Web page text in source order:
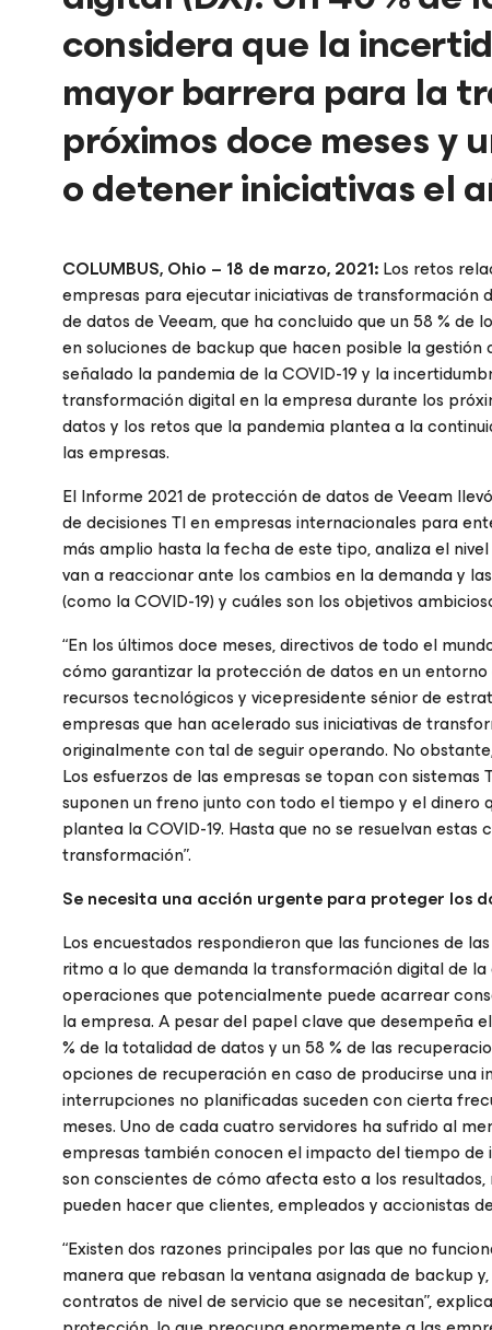
considera que la
mayor barrera para la
próximos doce meses
o detener iniciativas el
COLUMBUS, Ohio – 18 de marzo, 2021:Los retos
empresas para ejecutar iniciativas de
de datos de Veeam, que ha concluido que un 58 %
en soluciones de backup que hacen posible la
señalado la pandemia de la COVID-19 y la
transformación digital en la empresa durante los
datos y los retos que la pandemia plantea a la
las empresas.
El Informe 2021 de protección de datos de Veeam
de decisiones TI en empresas internacionales para
más amplio hasta la fecha de este tipo, analiza el
van a reaccionar ante los cambios en la demanda y
(como la COVID-19) y cuáles son los objetivos
“En los últimos doce meses, directivos de todo el
cómo garantizar la protección de datos en un
recursos tecnológicos y vicepresidente sénior de
empresas que han acelerado sus iniciativas de
originalmente con tal de seguir operando. No
Los esfuerzos de las empresas se topan con
suponen un freno junto con todo el tiempo y el
plantea la COVID-19. Hasta que no se resuelvan
transformación”.
Se necesita una acción urgente para proteger los
Los encuestados respondieron que las funciones de
ritmo a lo que demanda la transformación digital de
operaciones que potencialmente puede acarrear
la empresa. A pesar del papel clave que desempeña
% de la totalidad de datos y un 58 % de las
opciones de recuperación en caso de producirse una
interrupciones no planificadas suceden con cierta
meses. Uno de cada cuatro servidores ha sufrido al
empresas también conocen el impacto del tiempo de
son conscientes de cómo afecta esto a los
pueden hacer que clientes, empleados y accionistas
“Existen dos razones principales por las que no
manera que rebasan la ventana asignada de backup
contratos de nivel de servicio que se necesitan”,